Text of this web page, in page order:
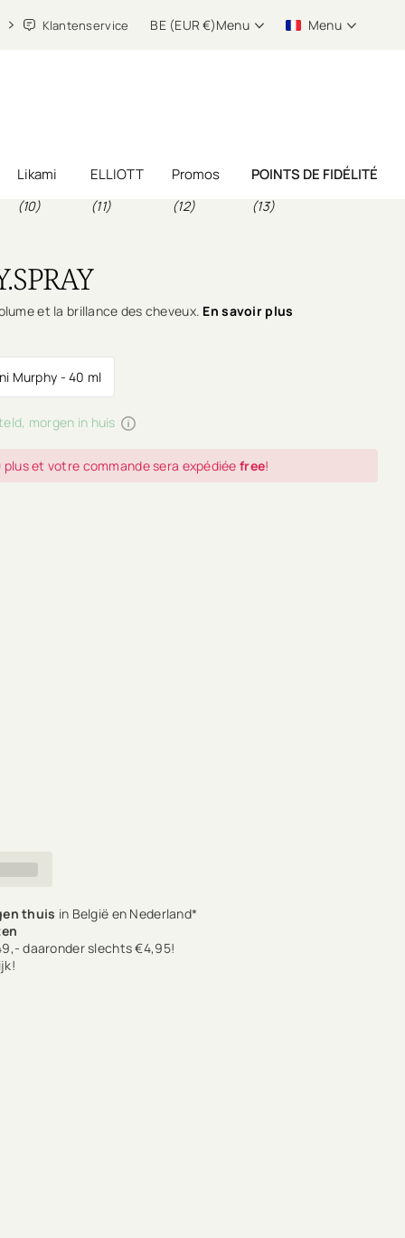
Klantenservice BE (EUR €)Menu Menu
Likami
(10)
ELLIOTT
(11)
Promos
(12)
POINTS DE FIDÉLITÉ
(13)
et la brillance des cheveux. En savoir plus
Murphy - 40 ml
morgen in huis
plus et votre commande sera expédiéefree!
thuis in België en Nederland*
daaronder slechts €4,95!